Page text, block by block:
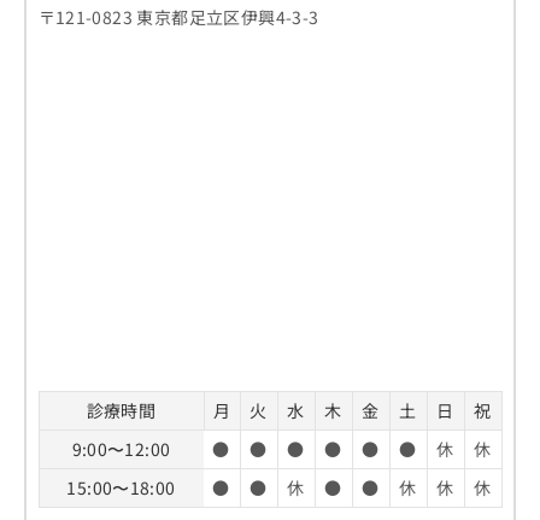
〒121-0823 東京都足立区伊興4-3-3
診療時間 月 火 水 木 金 土 日
祝
9:00〜12:00
● ● ● ● ● ● 休
休
15:00〜18:00
● ● 休 ● ● 休 休
休